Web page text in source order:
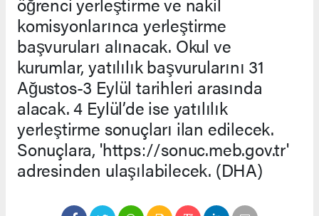
komisyonlarınca yerleştirme
başvuruları alınacak. Okul ve
kurumlar, yatılılık başvurularını 31
Ağustos-3 Eylül tarihleri arasında
alacak. 4 Eylül’de ise yatılılık
yerleştirme sonuçları ilan edilecek.
Sonuçlara, 'https://sonuc.meb.gov.tr'
adresinden ulaşılabilecek. (DHA)